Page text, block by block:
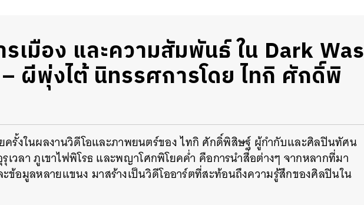
เมือง และความสัมพันธ์ ใน Dark Was
ผีพุ่งไต้ นิทรรศการโดย ไทกิ ศักดิ์พิ
รั้งในผลงานวิดีโอและภาพยนตร์ของ ไทกิ ศักดิ์พิสิษฐ์ ผู้กำกับและศิลปินทัศน
เวลา ภูเขาไฟพิโรธ และพญาโศกพิโยคค่ำ คือการนำสื่อต่างๆ จากหลากที่มา
ข้อมูลหลายแขนง มาสร้างเป็นวิดีโออาร์ตที่สะท้อนถึงความรู้สึกของศิลปินใน